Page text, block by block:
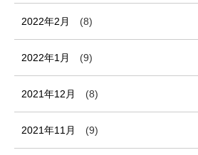
2022年2月 (8)
2022年1月 (9)
2021年12月 (8)
2021年11月 (9)